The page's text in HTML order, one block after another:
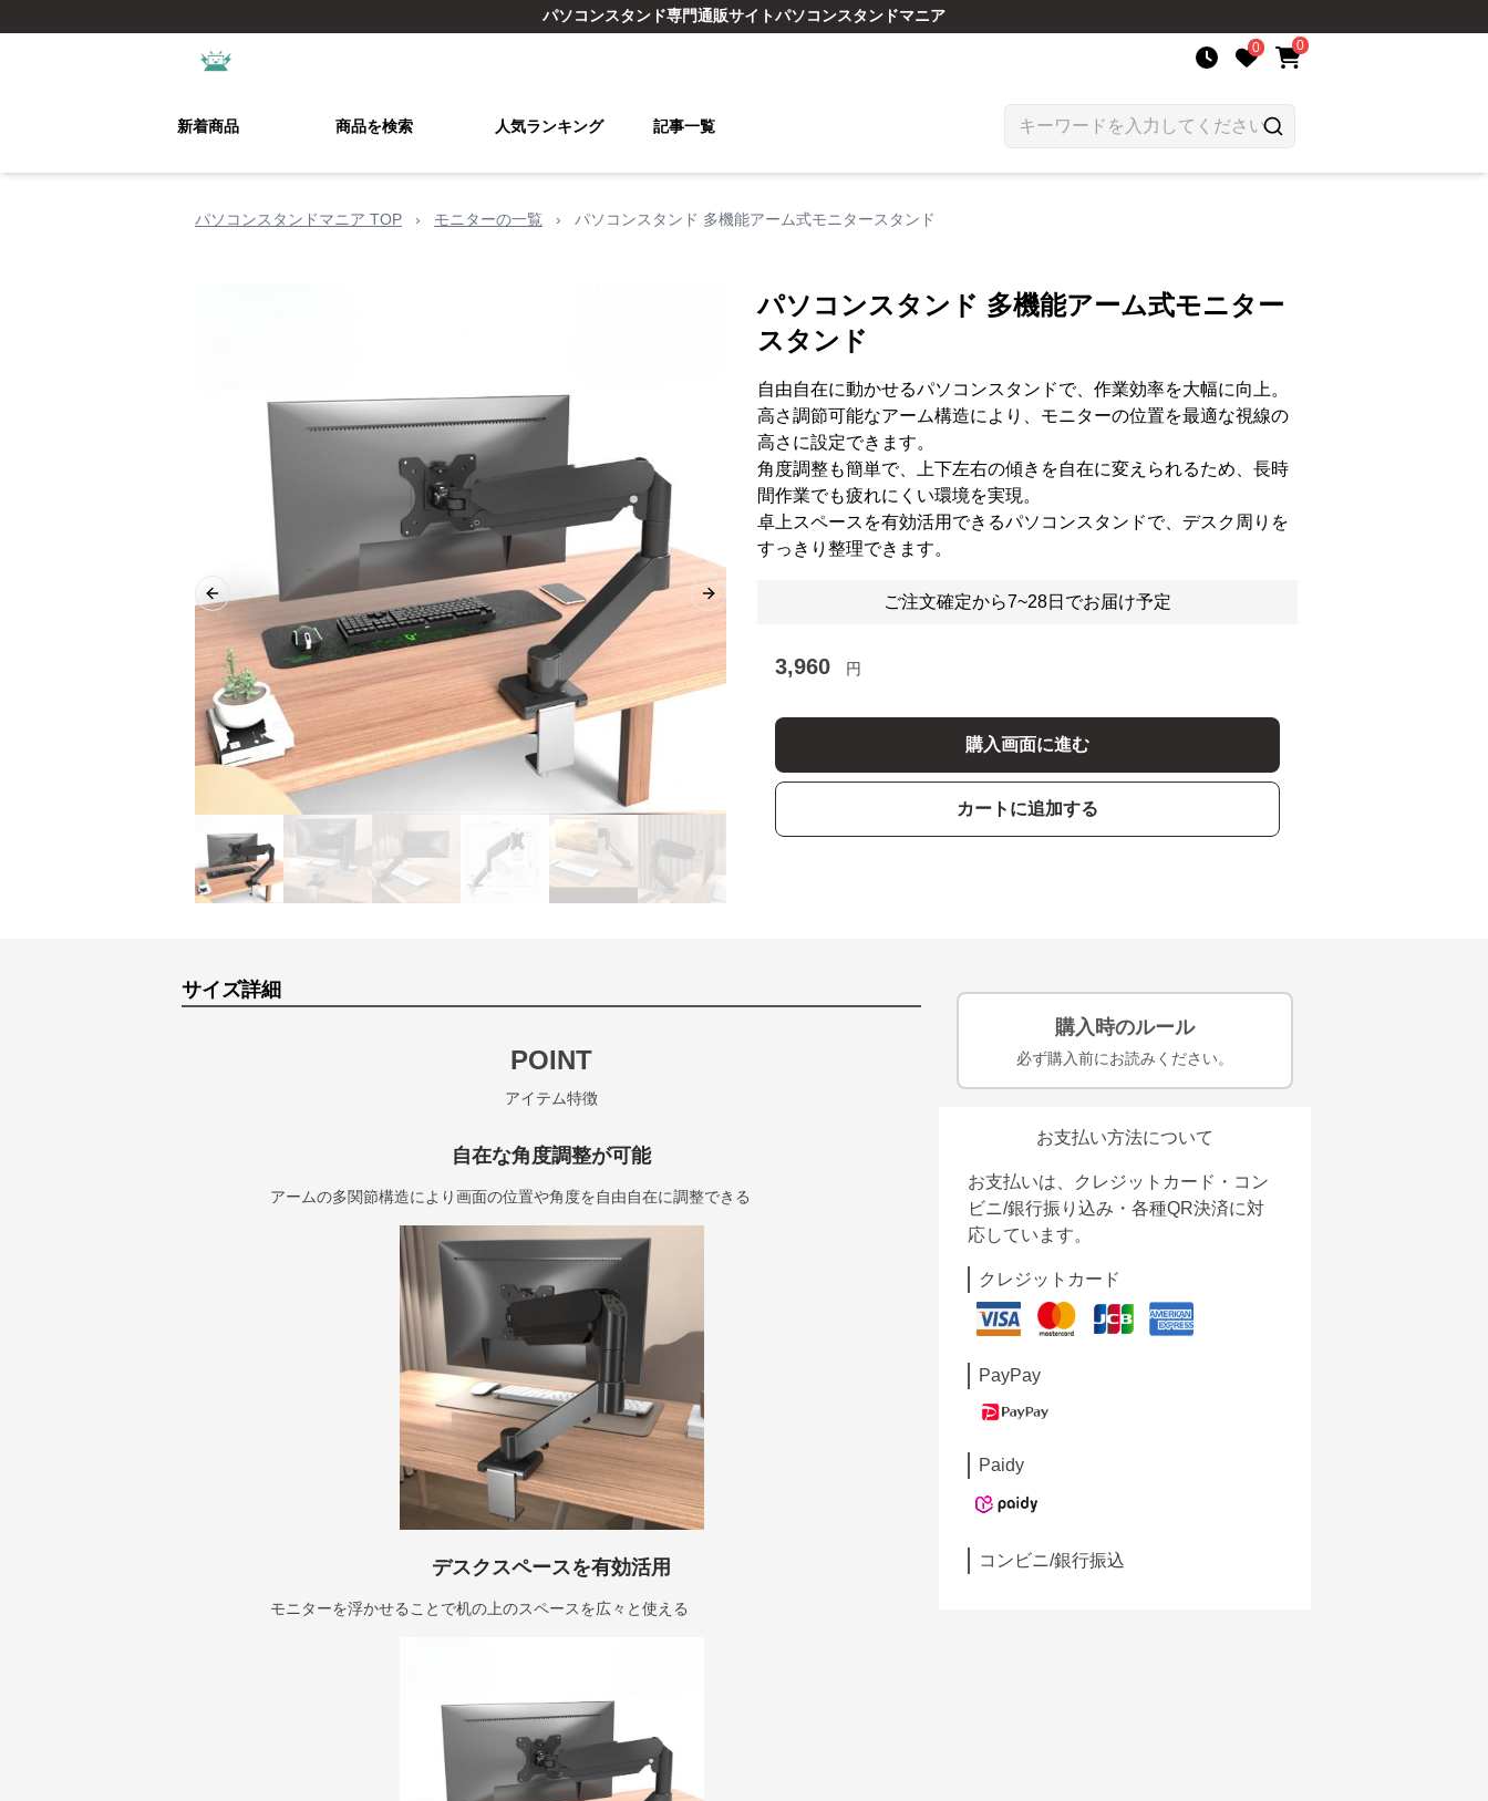
パソコンスタンド専門通販サイトパソコンスタンドマニア
0 0
新着商品 商品を検索 人気ランキング 記事一覧
パソコンスタンドマニア TOP › モニターの一覧 › パソコンスタンド 多機能アーム式モニタースタンド
Previous slide Next slide
パソコンスタンド 多機能アーム式モニター
スタンド
自由自在に動かせるパソコンスタンドで、作業効率を大幅に向上。
高さ調節可能なアーム構造により、モニターの位置を最適な視線の
高さに設定できます。
角度調整も簡単で、上下左右の傾きを自在に変えられるため、長時
間作業でも疲れにくい環境を実現。
卓上スペースを有効活用できるパソコンスタンドで、デスク周りを
すっきり整理できます。
ご注文確定から7~28日でお届け予定
3,960 円
購入画面に進む
カートに追加する
サイズ詳細
POINT
アイテム特徴
自在な角度調整が可能
アームの多関節構造により画面の位置や角度を自由自在に調整できる
デスクスペースを有効活用
モニターを浮かせることで机の上のスペースを広々と使える
購入時のルール
必ず購入前にお読みください。
お支払い方法について
お支払いは、クレジットカード・コン
ビニ/銀行振り込み・各種QR決済に対
応しています。
クレジットカード
PayPay
Paidy
コンビニ/銀行振込